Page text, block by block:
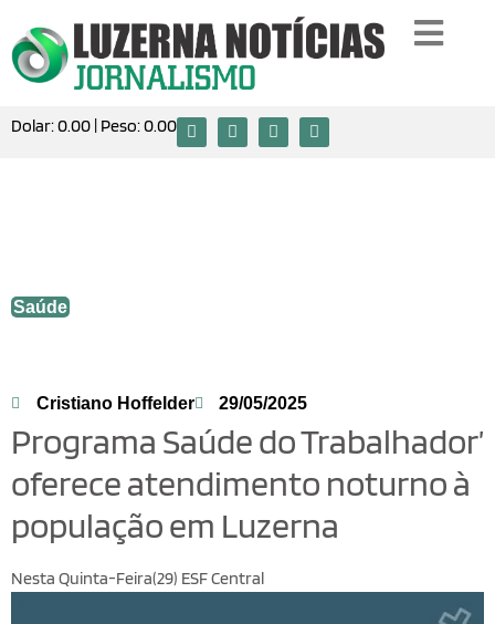
Dolar:0.00 | Peso:0.00
Saúde
Cristiano Hoffelder 29/05/2025
Programa Saúde do Trabalhador’
oferece atendimento noturno à
população em Luzerna
Nesta Quinta-Feira(29) ESF Central